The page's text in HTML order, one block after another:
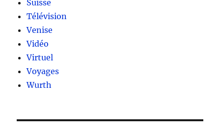
Suisse
Télévision
Venise
Vidéo
Virtuel
Voyages
Wurth